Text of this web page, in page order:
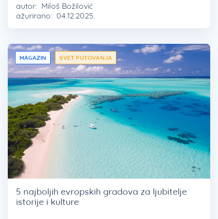
autor: Miloš Božilović
ažurirano: 04.12.2025.
MAGAZIN SVET PUTOVANJA
5 najboljih evropskih gradova za ljubitelje
istorije i kulture